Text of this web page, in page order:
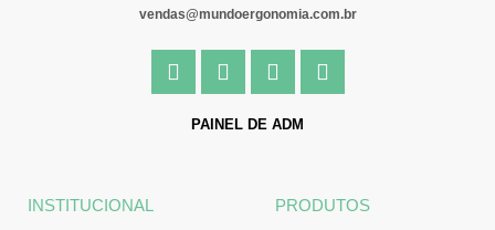
vendas@mundoergonomia.com.br
F
a
I
n
t
Y
o
t
e
L
i
n
PAINEL DE ADM
INSTITUCIONAL PRODUTOS